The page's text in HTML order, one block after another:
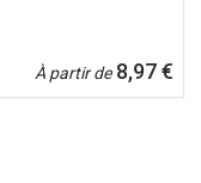
À partir de8,97 €